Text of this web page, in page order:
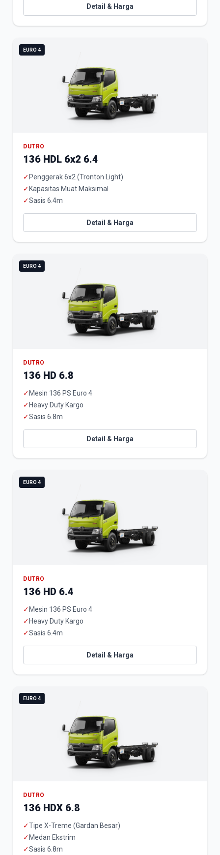
Detail & Harga
EURO 4
DUTRO
136 HDL 6x2 6.4
✓ Penggerak 6x2 (Tronton Light)
✓ Kapasitas Muat Maksimal
✓Sasis 6.4m
Detail & Harga
EURO 4
DUTRO
136 HD 6.8
✓ Mesin 136 PS Euro 4
✓ Heavy Duty Kargo
✓Sasis 6.8m
Detail & Harga
EURO 4
DUTRO
136 HD 6.4
✓ Mesin 136 PS Euro 4
✓ Heavy Duty Kargo
✓Sasis 6.4m
Detail & Harga
EURO 4
DUTRO
136 HDX 6.8
✓Tipe X-Treme (Gardan Besar)
✓ Medan Ekstrim
✓Sasis 6.8m